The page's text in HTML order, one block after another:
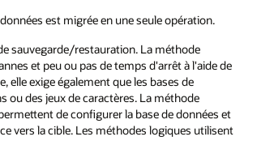
est migrée en une seule opération.
sauvegarde/restauration. La méthode
et peu ou pas de temps d'arrêt à l'aide de
elle exige également que les bases de
ou des jeux de caractères. La méthode
de configurer la base de données et
vers la cible. Les méthodes logiques utilisent